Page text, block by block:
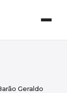
Geraldo